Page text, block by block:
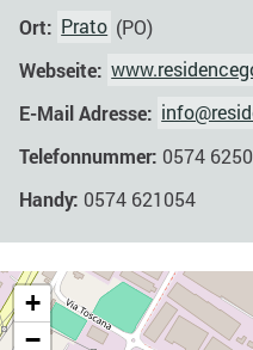
Ort: Prato (PO)
Webseite:
E-Mail Adresse:
Telefonnummer: 0574
Handy: 0574 621054
+
−